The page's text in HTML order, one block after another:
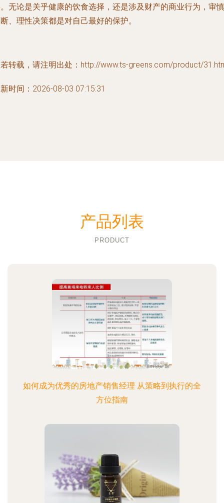
无论是关乎健康的饮食选择，还是涉及财产的商业行为，审慎
、理性决策都是对自己最好的保护。
转载，请注明出处：http://www.ts-greens.com/product/
时间：2026-08-03 07:15:31
产品列表
PRODUCT
如何成为优秀的房地产销售经理 从策略到执行的全
方位指南